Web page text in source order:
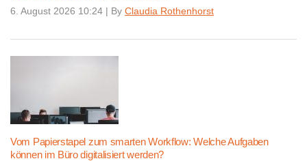
6. August 2026 10:24 | By Claudia Rothenhorst
Vom Papierstapel zum smarten Workflow: Welche Aufgaben
können im Büro digitalisiert werden?